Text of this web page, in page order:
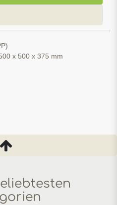
x 500 x 375 mm